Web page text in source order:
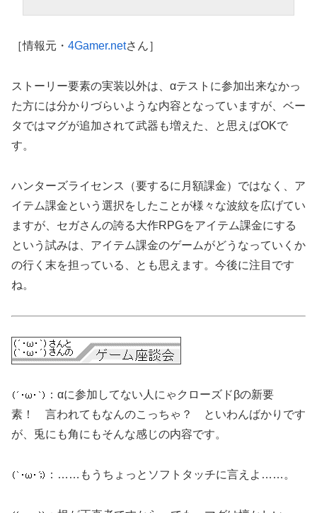
［情報元・ 4Gamer.netさん］
ストーリー要素の実装以外は、αテストに参加出来なかっ
た方には分かりづらいような内容となっていますが、ベー
タではマグが追加されて武器も増えた、と思えばOKで
す。
ハンターズライセンス（要するに月額課金）ではなく、ア
イテム課金という選択をしたことが様々な波紋を広げてい
ますが、セガさんの誇る大作RPGをアイテム課金にする
という試みは、アイテム課金のゲームがどうなっていくか
の行く末を担っている、とも思えます。今後に注目です
ね。
：αに参加してない人にゃクローズドβの新要
素！ 言われてもなんのこっちゃ？ といわんばかりです
が、兎にも角にもそんな感じの内容です。
：……もうちょっとソフトタッチに言えよ……。